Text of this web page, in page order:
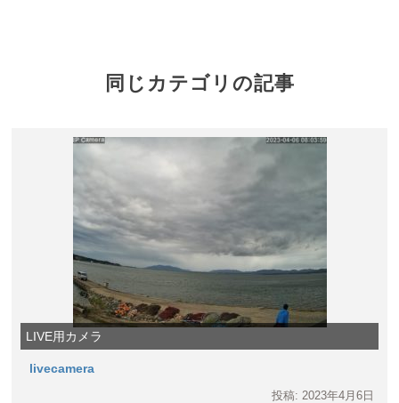
同じカテゴリの記事
LIVE用カメラ
livecamera
投稿: 2023年4月6日